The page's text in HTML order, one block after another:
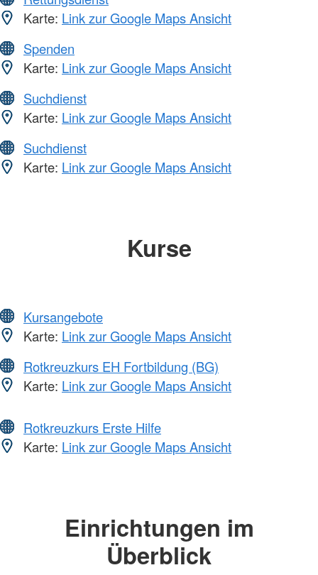
Karte: Link zur Google Maps Ansicht
Spenden
Karte: Link zur Google Maps Ansicht
Suchdienst
Karte: Link zur Google Maps Ansicht
Suchdienst
Karte: Link zur Google Maps Ansicht
Kurse
Kursangebote
Karte: Link zur Google Maps Ansicht
Rotkreuzkurs EH Fortbildung (BG)
Karte: Link zur Google Maps Ansicht
Rotkreuzkurs Erste Hilfe
Karte: Link zur Google Maps Ansicht
Einrichtungen im
Überblick